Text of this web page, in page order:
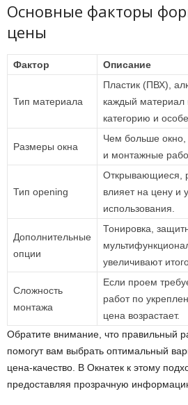
Основные факторы
цены
Фактор Описание
Тип материала
Пластик (ПВХ),
каждый
категорию и
Размеры окна
Чем больше
и монтажные
Тип opening
Открывающиеся,
влияет на цену и
использования.
Дополнительные
опции
Тонировка,
увеличивают
Сложность
монтажа
Если проем
работ по
цена возрастает.
Обратите внимание, что правильный
помогут вам выбрать оптимальный
цена-качество. В Окнатек к этому
предоставляя прозрачную